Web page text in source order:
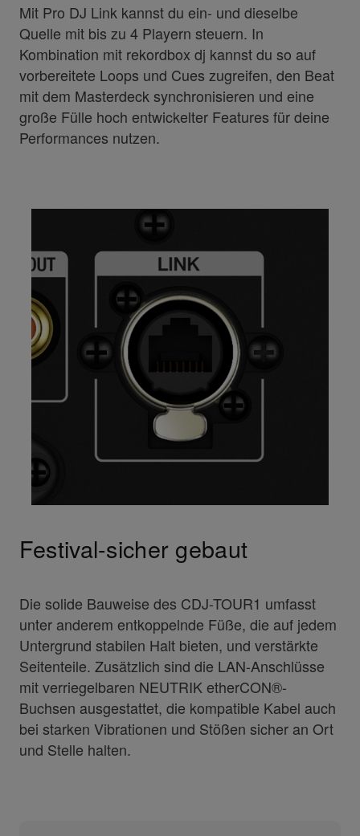
Mit Pro DJ Link kannst du ein- und dieselbe
Quelle mit bis zu 4 Playern steuern. In
Kombination mit rekordbox dj kannst du so auf
vorbereitete Loops und Cues zugreifen, den Beat
mit dem Masterdeck synchronisieren und eine
große Fülle hoch entwickelter Features für deine
Performances nutzen.
Festival-sicher gebaut
Die solide Bauweise des CDJ-TOUR1 umfasst
unter anderem entkoppelnde Füße, die auf jedem
Untergrund stabilen Halt bieten, und verstärkte
Seitenteile. Zusätzlich sind die LAN-Anschlüsse
mit verriegelbaren NEUTRIK etherCON®-
Buchsen ausgestattet, die kompatible Kabel auch
bei starken Vibrationen und Stößen sicher an Ort
und Stelle halten.